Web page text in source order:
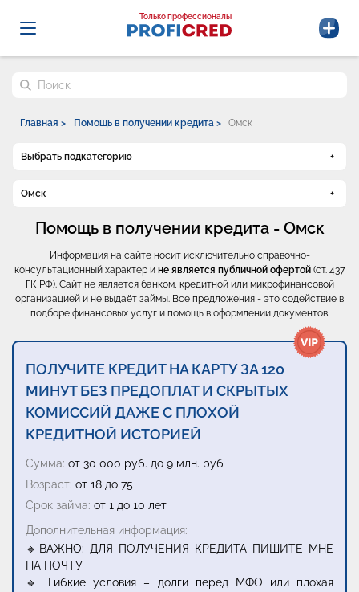
Probrokery - Только профессионалы
Только профессионалы
Поиск по сайту
Главная > Помощь в получении кредита > Омск
Выбрать подкатегорию
Омск
Помощь в получении кредита - Омск
Информация на сайте носит исключительно справочно-
консультационный характер и не является публичной офертой (ст. 437
ГК РФ). Сайт не является банком, кредитной или микрофинансовой
организацией и не выдаёт займы. Все предложения - это содействие в
подборе финансовых услуг и помощь в оформлении документов.
ПОЛУЧИТЕ КРЕДИТ НА КАРТУ ЗА 120
МИНУТ БЕЗ ПРЕДОПЛАТ И СКРЫТЫХ
КОМИССИЙ ДАЖЕ С ПЛОХОЙ
КРЕДИТНОЙ ИСТОРИЕЙ
Сумма: от 30 000 руб. до 9 млн. руб
Возраст: от 18 до 75
Срок займа: от 1 до 10 лет
Дополнительная информация:
🔹ВАЖНО: ДЛЯ ПОЛУЧЕНИЯ КРЕДИТА ПИШИТЕ МНЕ
НА ПОЧТУ
🔹 Гибкие условия – долги перед МФО или плохая